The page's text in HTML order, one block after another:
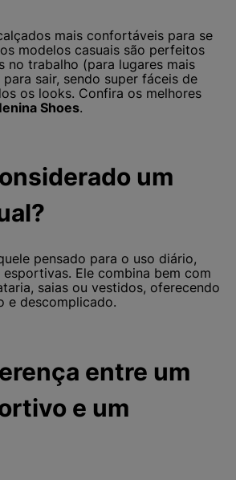
mais confortáveis para se
modelos casuais são perfeitos
no trabalho (para lugares mais
sair, sendo super fáceis de
os looks. Confira os melhores
Shoes.
um
pensado para o uso diário,
Ele combina bem com
saias ou vestidos, oferecendo
e descomplicado.
entre um
e um